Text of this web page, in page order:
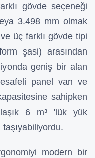
gövde seçeneği
3.498 mm olmak
üç farklı gövde tipi
şasi) arasından
geniş bir alan
panel van ve
sahipken
6 m³ 'lük yük
modern bir